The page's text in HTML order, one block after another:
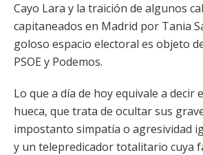
Cayo Lara y la traición de algunos
capitaneados en Madrid por Tania
goloso espacio electoral es objeto
PSOE y Podemos.
Lo que a día de hoy equivale a decir
hueca, que trata de ocultar sus
impostanto simpatía o agresividad
y un telepredicador totalitario cuya